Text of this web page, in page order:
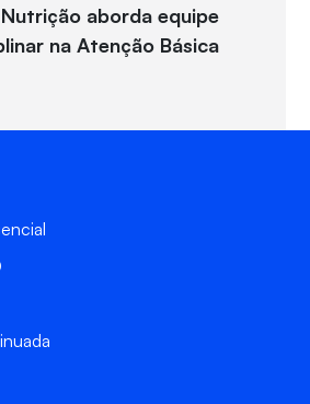
Nutrição aborda equipe
na Atenção Básica